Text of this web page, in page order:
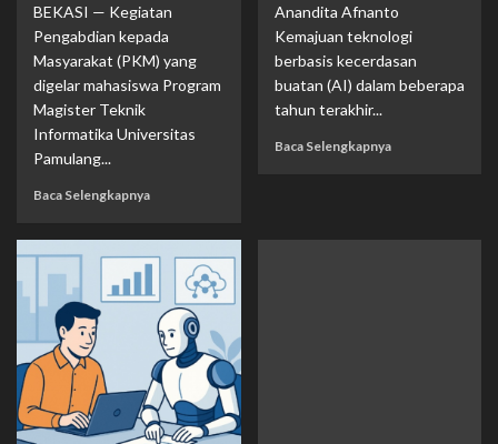
BEKASI — Kegiatan
Pengabdian kepada
Masyarakat (PKM) yang
digelar mahasiswa Program
Magister Teknik
Informatika Universitas
Pamulang...
Baca Selengkapnya
Anandita Afnanto
Kemajuan teknologi
berbasis kecerdasan
buatan (AI) dalam beberapa
tahun terakhir...
Baca Selengkapnya